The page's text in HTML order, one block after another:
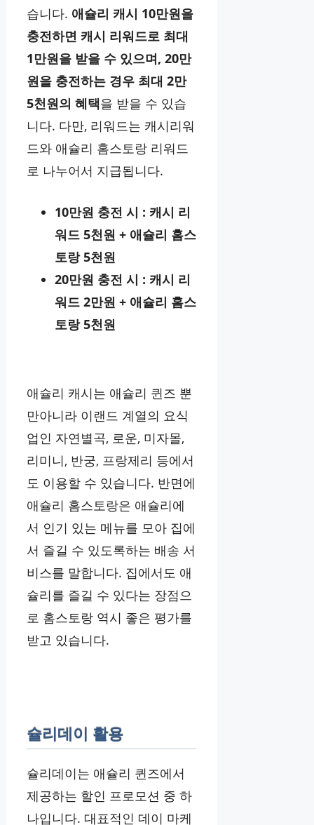
습니다. 애슐리 캐시 10만원을
충전하면 캐시 리워드로 최대
1만원을 받을 수 있으며, 20만
원을 충전하는 경우 최대 2만
5천원의 혜택을 받을 수 있습
니다. 다만, 리워드는 캐시리워
드와 애슐리 홈스토랑 리워드
로 나누어서 지급됩니다.
10만원 충전 시 : 캐시 리
워드 5천원 + 애슐리 홈스
토랑 5천원
20만원 충전 시 : 캐시 리
워드 2만원 + 애슐리 홈스
토랑 5천원
애슐리 캐시는 애슐리 퀸즈 뿐
만아니라 이랜드 계열의 요식
업인 자연별곡, 로운, 미자몰,
리미니, 반궁, 프랑제리 등에서
도 이용할 수 있습니다. 반면에
애슐리 홈스토랑은 애슐리에
서 인기 있는 메뉴를 모아 집에
서 즐길 수 있도록하는 배송 서
비스를 말합니다. 집에서도 애
슐리를 즐길 수 있다는 장점으
로 홈스토랑 역시 좋은 평가를
받고 있습니다.
슐리데이 활용
슐리데이는 애슐리 퀸즈에서
제공하는 할인 프로모션 중 하
나입니다. 대표적인 데이 마케